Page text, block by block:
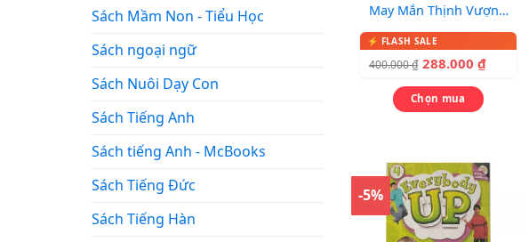
Sách Mầm Non - Tiểu Học
Sách ngoại ngữ
Sách Nuôi Dạy Con
Sách Tiếng Anh
Sách tiếng Anh - McBooks
Sách Tiếng Đức
Sách Tiếng Hàn
May Mắn Thịnh Vượng
(HN-05)
400.000₫ 288.000 ₫
Chọn mua
-5%